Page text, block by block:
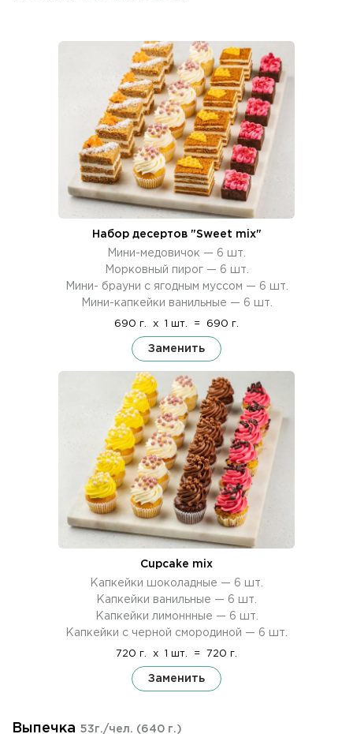
Набор десертов "Sweet mix"
Мини-медовичок — 6 шт.
Морковный пирог — 6 шт.
Мини- брауни с ягодным муссом — 6 шт.
Мини-капкейки ванильные — 6 шт.
690 г. x 1 шт. = 690 г.
Заменить
Cupcake mix
Капкейки шоколадные — 6 шт.
Капкейки ванильные — 6 шт.
Капкейки лимоннные — 6 шт.
Капкейки с черной смородиной — 6 шт.
720 г. x 1 шт. = 720 г.
Заменить
Выпечка 53г./чел. (640 г.)